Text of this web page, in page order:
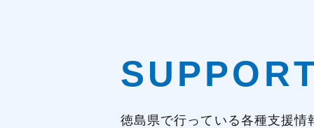
徳島県で行っている各種支援情